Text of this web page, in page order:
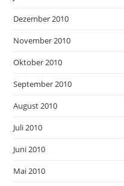
Dezember 2010
November 2010
Oktober 2010
September 2010
August 2010
Juli 2010
Juni 2010
Mai 2010